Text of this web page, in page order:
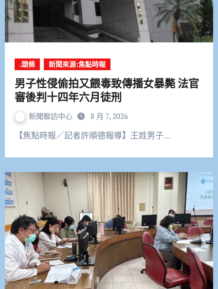
.頭條 新聞來源:焦點時報
男子性侵偷拍又餵毒致傳播女暴斃 法官
審後判十四年六月徒刑
新聞聯訪中心 8 月 7, 2026
【焦點時報／記者許順德報導】王姓男子…